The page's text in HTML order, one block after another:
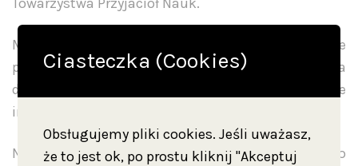
Można będzie odpocząć w specjalnie
przygotowanych strefach relaksu wśród drzew, a na
dzieci czekać będą warsztaty artystyczne
inspirowane filmem „Noce i dnie”.
Niedziela u Niechciców będzie też okazją do
Ciasteczka (Cookies)
Obsługujemy pliki cookies. Jeśli uważasz,
że to jest ok, po prostu kliknij "Akceptuj